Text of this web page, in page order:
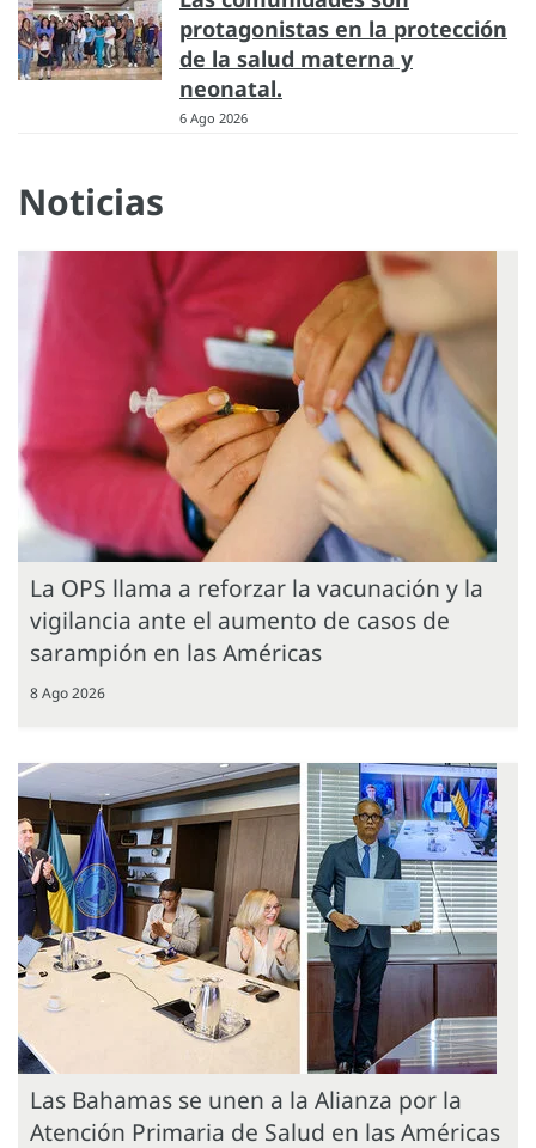
protagonistas en la protección
de la salud materna y
neonatal.
6 Ago 2026
Noticias
La OPS llama a reforzar la vacunación y la
vigilancia ante el aumento de casos de
sarampión en las Américas
8 Ago 2026
Las Bahamas se unen a la Alianza por la
Atención Primaria de Salud en las Américas